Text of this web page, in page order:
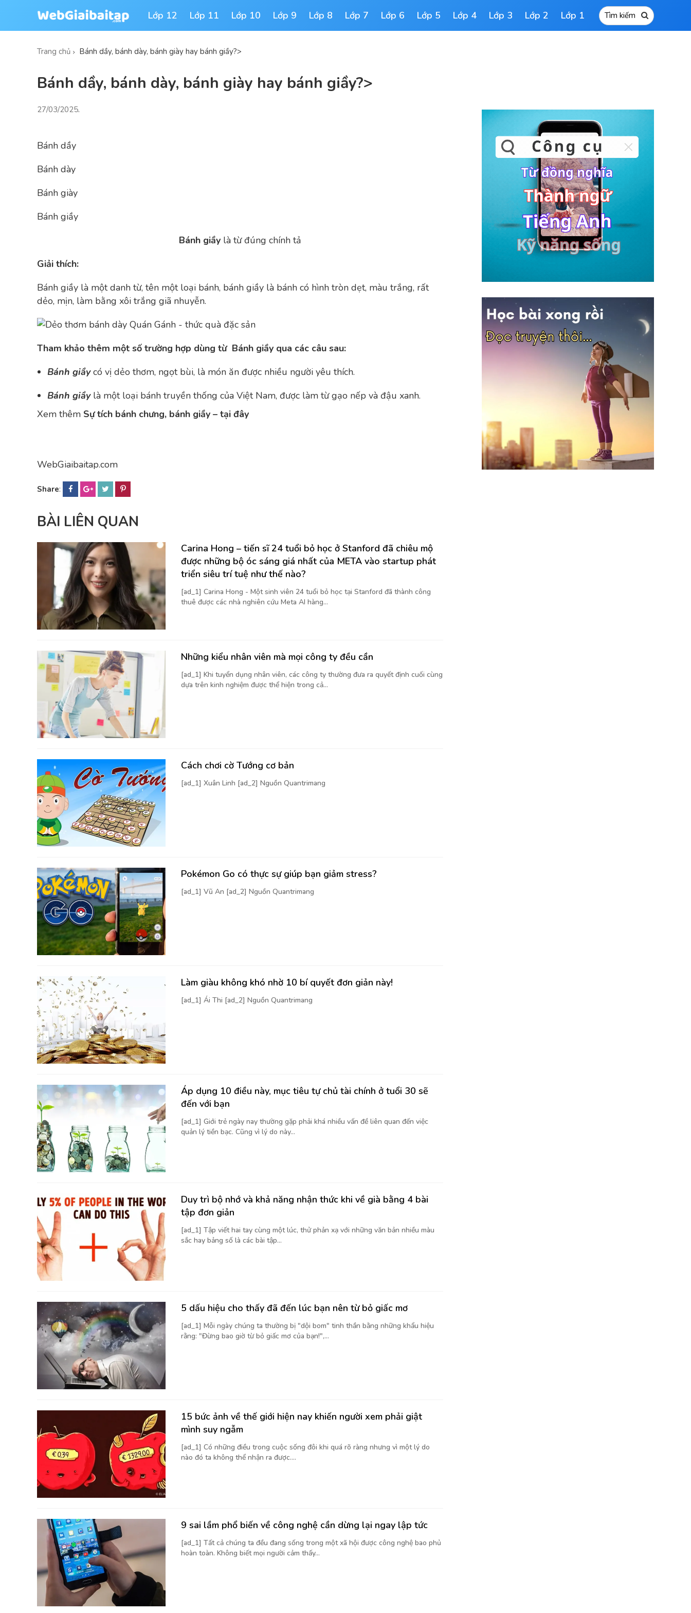
Lớp 12 Lớp 11 Lớp 10 Lớp 9 Lớp 8 Lớp 7 Lớp 6 Lớp 5 Lớp 4 Lớp 3 Lớp 2 Lớp 1
Trang chủ Bánh dầy, bánh dày, bánh giày hay bánh giầy?>
Bánh dầy, bánh dày, bánh giày hay bánh giầy?>
27/03/2025.
Bánh dầy
Bánh dày
Bánh giày
Bánh giầy
Bánh giầy là từ đúng chính tả
Giải thích:
Bánh giầy là một danh từ, tên một loại bánh, bánh giầy là bánh có hình tròn dẹt, màu trắng, rất
dẻo, mịn, làm bằng xôi trắng giã nhuyễn.
Tham khảo thêm một số trường hợp dùng từ Bánh giầy qua các câu sau:
Bánh giầycó vị dẻo thơm, ngọt bùi, là món ăn được nhiều người yêu thích.
Bánh giầylà một loại bánh truyền thống của Việt Nam, được làm từ gạo nếp và đậu xanh.
Xem thêm Sự tích bánh chưng, bánh giầy – tại đây
WebGiaibaitap.com
Share:
BÀI LIÊN QUAN
Carina Hong – tiến sĩ 24 tuổi bỏ học ở Stanford đã chiêu mộ
được những bộ óc sáng giá nhất của META vào startup phát
triển siêu trí tuệ như thế nào?
[ad_1] Carina Hong - Một sinh viên 24 tuổi bỏ học tại Stanford đã thành công
thuê được các nhà nghiên cứu Meta AI hàng...
Những kiểu nhân viên mà mọi công ty đều cần
[ad_1] Khi tuyển dụng nhân viên, các công ty thường đưa ra quyết định cuối cùng
dựa trên kinh nghiệm được thể hiện trong cả...
Cách chơi cờ Tướng cơ bản
[ad_1] Xuân Linh [ad_2] Nguồn Quantrimang
Pokémon Go có thực sự giúp bạn giảm stress?
[ad_1] Vũ An [ad_2] Nguồn Quantrimang
Làm giàu không khó nhờ 10 bí quyết đơn giản này!
[ad_1] Ái Thi [ad_2] Nguồn Quantrimang
Áp dụng 10 điều này, mục tiêu tự chủ tài chính ở tuổi 30 sẽ
đến với bạn
[ad_1] Giới trẻ ngày nay thường gặp phải khá nhiều vấn đề liên quan đến việc
quản lý tiền bạc. Cũng vì lý do này...
Duy trì bộ nhớ và khả năng nhận thức khi về già bằng 4 bài
tập đơn giản
[ad_1] Tập viết hai tay cùng một lúc, thử phản xạ với những văn bản nhiều màu
sắc hay bảng số là các bài tập...
5 dấu hiệu cho thấy đã đến lúc bạn nên từ bỏ giấc mơ
[ad_1] Mỗi ngày chúng ta thường bị "dội bom" tinh thần bằng những khẩu hiệu
rằng: "Đừng bao giờ từ bỏ giấc mơ của bạn!",...
15 bức ảnh về thế giới hiện nay khiến người xem phải giật
mình suy ngẫm
[ad_1] Có những điều trong cuộc sống đôi khi quá rõ ràng nhưng vì một lý do
nào đó ta không thể nhận ra được....
9 sai lầm phổ biến về công nghệ cần dừng lại ngay lập tức
[ad_1] Tất cả chúng ta đều đang sống trong một xã hội được công nghệ bao phủ
hoàn toàn. Không biết mọi người cảm thấy...